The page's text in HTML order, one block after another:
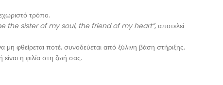
τρόπο.
the sister of my soul, the friend of my heart”, αποτελεί
φθείρεται ποτέ, συνοδεύεται από ξύλινη βάση στήριξης.
είναι η φιλία στη ζωή σας.